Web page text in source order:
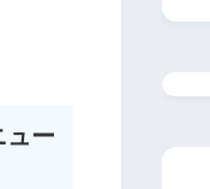
ュー